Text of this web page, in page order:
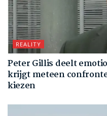
REALITY
Peter Gillis deelt
krijgt meteen
kiezen